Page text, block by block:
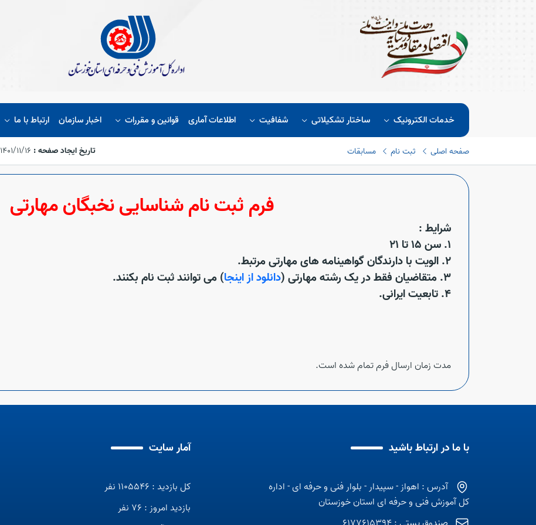
خدمات الکترونیک ساختار تشکیلاتی شفافیت اطلاعات آماری قوانین و مقررات اخبار سازمان ارتباط با ما
صفحه اصلی ثبت نام مسابقات تاریخ ایجاد صفحه : ۱۴۰۱/۱۱/۱۶،‏ ۱۴:۴۰:۵۰
فرم ثبت نام شناسایی نخبگان مهارتی
شرایط :
1. سن 15 تا 21
2. الویت با دارندگان گواهینامه های مهارتی مرتبط.
3. متقاضیان فقط در یک رشته مهارتی (
دانلود از اینجا) می توانند ثبت نام بکنند.
4. تابعیت ایرانی.
مدت زمان ارسال فرم تمام شده است.
با ما در ارتباط باشید
آدرس : اهواز - سپیدار - بلوار فنی و حرفه ای - اداره
کل آموزش فنی و حرفه ای استان خوزستان
آمار سایت
کل بازدید : 1105546 نفر
بازدید امروز : 76 نفر